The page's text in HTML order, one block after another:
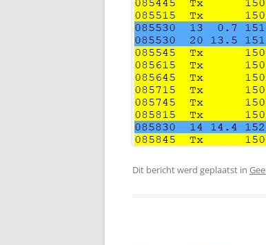
Dit bericht werd geplaatst in